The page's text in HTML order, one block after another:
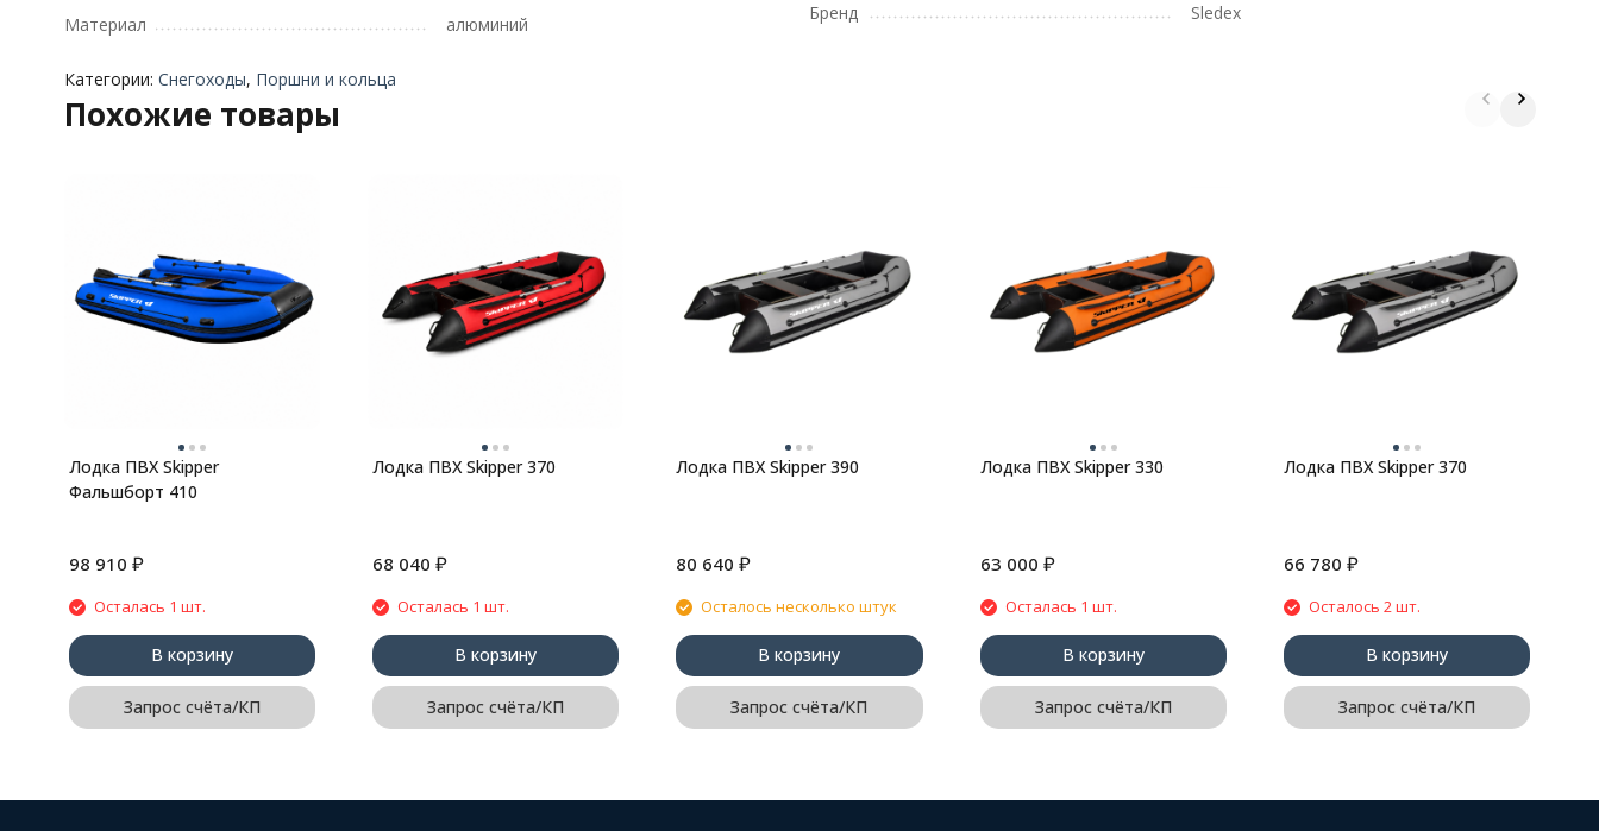
Материал
алюминий
Бренд
Sledex
Категории: Снегоходы, Поршни и кольца
Похожие товары
Лодка ПВХ Skipper
Фальшборт 410
98 910 ₽
Осталась 1 шт.
В корзину
Запрос счёта/КП
Лодка ПВХ Skipper 370
68 040 ₽
Осталась 1 шт.
В корзину
Запрос счёта/КП
Лодка ПВХ Skipper 390
80 640 ₽
Осталось несколько штук
В корзину
Запрос счёта/КП
Лодка ПВХ Skipper 330
63 000 ₽
Осталась 1 шт.
В корзину
Запрос счёта/КП
Лодка ПВХ Skipper 370
66 780 ₽
Осталось 2 шт.
В корзину
Запрос счёта/КП